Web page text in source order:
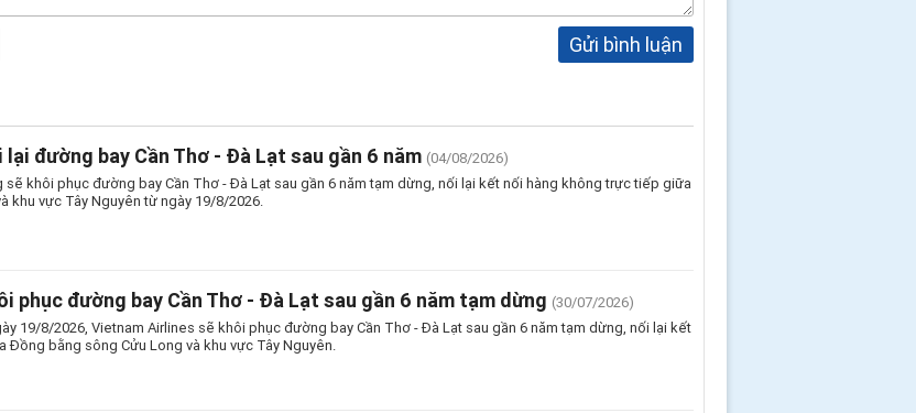
Gửi bình luận
đường bay Cần Thơ - Đà Lạt sau gần 6 năm (04/08/2026)
sẽ khôi phục đường bay Cần Thơ - Đà Lạt sau gần 6 năm tạm dừng, nối lại kết nối hàng không trực tiếp giữa
khu vực Tây Nguyên từ ngày 19/8/2026.
phục đường bay Cần Thơ - Đà Lạt sau gần 6 năm tạm dừng (30/07/2026)
19/8/2026, Vietnam Airlines sẽ khôi phục đường bay Cần Thơ - Đà Lạt sau gần 6 năm tạm dừng, nối lại kết
bằng sông Cửu Long và khu vực Tây Nguyên.